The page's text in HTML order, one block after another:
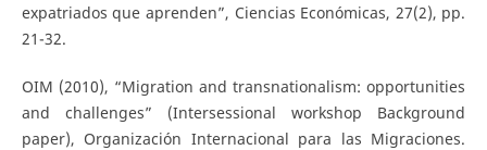
expatriados que aprenden”, Ciencias Económicas, 27(2), pp.
21-32.
OIM (2010), “Migration and transnationalism: opportunities
and challenges” (Intersessional workshop Background
paper), Organización Internacional para las Migraciones.